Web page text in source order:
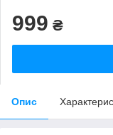
999 ₴
Опис